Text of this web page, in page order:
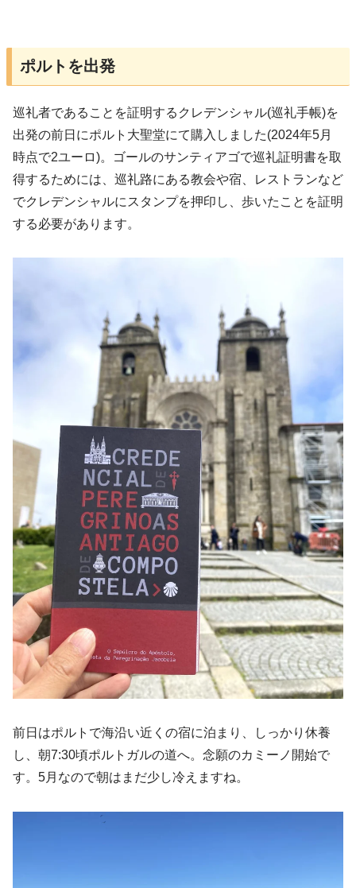
ポルトを出発
巡礼者であることを証明するクレデンシャル(巡礼手帳)を
出発の前日にポルト大聖堂にて購入しました(2024年5月
時点で2ユーロ)。ゴールのサンティアゴで巡礼証明書を取
得するためには、巡礼路にある教会や宿、レストランなど
でクレデンシャルにスタンプを押印し、歩いたことを証明
する必要があります。
前日はポルトで海沿い近くの宿に泊まり、しっかり休養
し、朝7:30頃ポルトガルの道へ。念願のカミーノ開始で
す。5月なので朝はまだ少し冷えますね。